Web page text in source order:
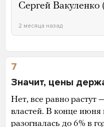
Сергей
2 месяца назад
7
Значит, цены
Нет, все равно растут
властей. В конце июня
разогналась до 6% в